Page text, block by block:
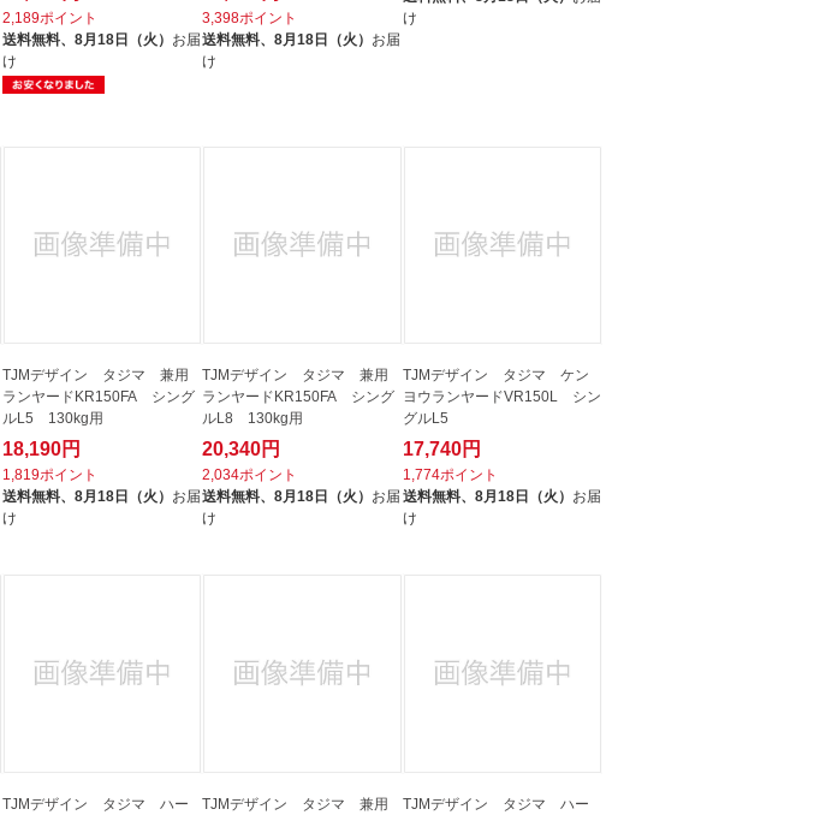
2,189ポイント
送料無料、 8月18日（火） お届
け
3,398ポイント
送料無料、8月18日（火） お届
け
け
TJMデザイン タジマ 兼用
ランヤードKR150FA シング
ルL5 130kg用
18,190円
1,819ポイント
送料無料、 8月18日（火） お届
け
TJMデザイン タジマ 兼用
ランヤードKR150FA シング
ルL8 130kg用
20,340円
2,034ポイント
送料無料、8月18日（火） お届
け
TJMデザイン タジマ ケン
ヨウランヤードVR150L シン
グルL5
17,740円
1,774ポイント
送料無料、 8月18日（火） お届
け
TJMデザイン タジマ ハー
TJMデザイン タジマ 兼用
TJMデザイン タジマ ハー